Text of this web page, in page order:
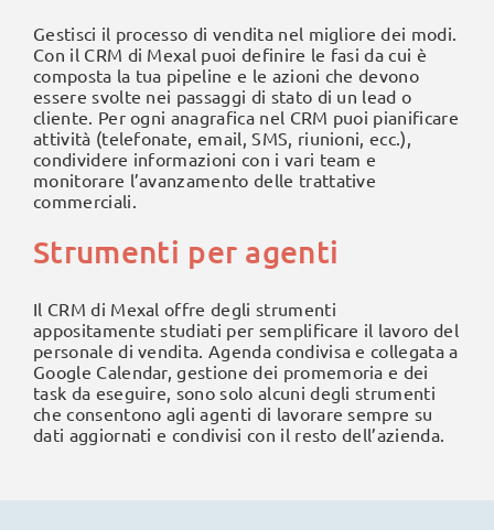
Gestisci il processo di vendita nel migliore dei modi.
Con il CRM di Mexal puoi definire le fasi da cui è
composta la tua pipeline e le azioni che devono
essere svolte nei passaggi di stato di un lead o
cliente. Per ogni anagrafica nel CRM puoi pianificare
attività (telefonate, email, SMS, riunioni, ecc.),
condividere informazioni con i vari team e
monitorare l’avanzamento delle trattative
commerciali.
Strumenti per agenti
Il CRM di Mexal offre degli strumenti
appositamente studiati per semplificare il lavoro del
personale di vendita. Agenda condivisa e collegata a
Google Calendar, gestione dei promemoria e dei
task da eseguire, sono solo alcuni degli strumenti
che consentono agli agenti di lavorare sempre su
dati aggiornati e condivisi con il resto dell’azienda.